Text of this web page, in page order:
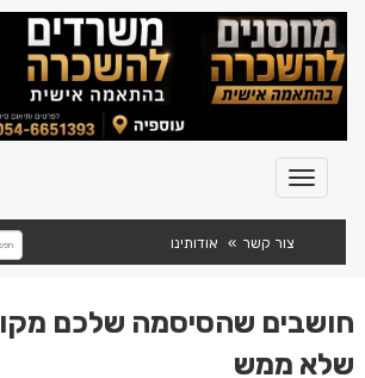
צור קשר אודותינו
חושבים שהסיסמה שלכם
שלא ממש